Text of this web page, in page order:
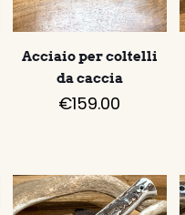
Acciaio per coltelli
da caccia
€159.00